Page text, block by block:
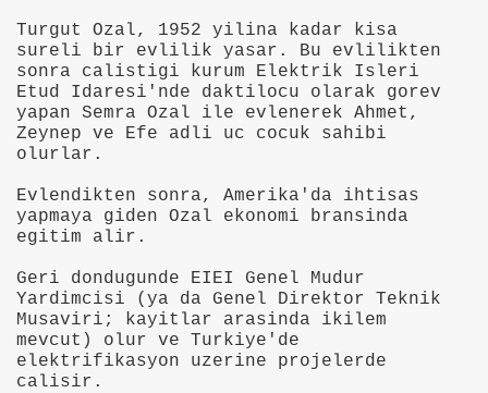
Turgut Ozal, 1952 yilina kadar kisa
sureli bir evlilik yasar. Bu evlilikten
sonra calistigi kurum Elektrik Isleri
Etud Idaresi'nde daktilocu olarak gorev
yapan Semra Ozal ile evlenerek Ahmet,
Zeynep ve Efe adli uc cocuk sahibi
olurlar.
Evlendikten sonra, Amerika'da ihtisas
yapmaya giden Ozal ekonomi bransinda
egitim alir.
Geri dondugunde EIEI Genel Mudur
Yardimcisi (ya da Genel Direktor Teknik
Musaviri; kayitlar arasinda ikilem
mevcut) olur ve Turkiye'de
elektrifikasyon uzerine projelerde
calisir.
cihazı23564
esnek piller geliştirildi
Eric Gerets, beyin kanaması geçirdiğini açıkladı.